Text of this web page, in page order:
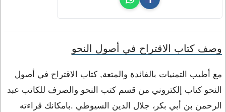
وصف كتاب الاقتراح في أصول النحو
مع أطيب التمنيات بالفائدة والمتعة, كتاب الاقتراح في أصول
النحو كتاب إلكتروني من قسم كتب النحو والصرف للكاتب عبد
الرحمن بن أبي بكر، جلال الدين السيوطي .بامكانك قراءته